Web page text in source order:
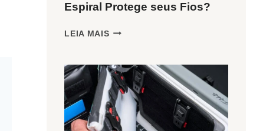
Espiral Protege seus Fios?
LEIA MAIS ORGANIZADOR
EM
ESPIRAL
PROTEGE
SEUS
FIOS?